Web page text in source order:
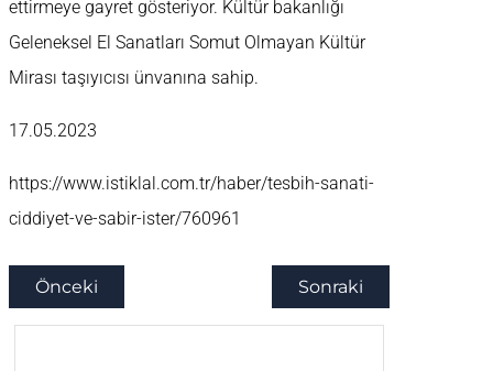
ettirmeye gayret gösteriyor. Kültür bakanlığı
Geleneksel El Sanatları Somut Olmayan Kültür
Mirası taşıyıcısı ünvanına sahip.
17.05.2023
https://www.istiklal.com.tr/haber/tesbih-sanati-
ciddiyet-ve-sabir-ister/760961
Önceki Sonraki